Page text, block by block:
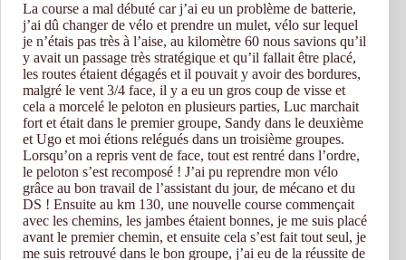
La course a mal débuté car j’ai eu un problème de batterie,
j’ai dû changer de vélo et prendre un mulet, vélo sur lequel
je n’étais pas très à l’aise, au kilomètre 60 nous savions qu’il
y avait un passage très stratégique et qu’il fallait être placé,
les routes étaient dégagés et il pouvait y avoir des bordures,
malgré le vent 3/4 face, il y a eu un gros coup de visse et
cela a morcelé le peloton en plusieurs parties, Luc marchait
fort et était dans le premier groupe, Sandy dans le deuxième
et Ugo et moi étions relégués dans un troisième groupes.
Lorsqu’on a repris vent de face, tout est rentré dans l’ordre,
le peloton s’est recomposé ! J’ai pu reprendre mon vélo
grâce au bon travail de l’assistant du jour, de mécano et du
DS ! Ensuite au km 130, une nouvelle course commençait
avec les chemins, les jambes étaient bonnes, je me suis placé
avant le premier chemin, et ensuite cela s’est fait tout seul, je
me suis retrouvé dans le bon groupe, j’ai eu de la réussite de